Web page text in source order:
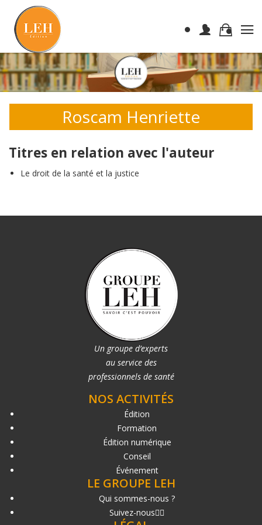
Roscam Henriette
Titres en relation avec l'auteur
Le droit de la santé et la justice
Un groupe d’experts
au service des
professionnels de santé
NOS ACTIVITÉS
Édition
Formation
Édition numérique
Conseil
Événement
LE GROUPE LEH
Qui sommes-nous ?
Suivez-nous